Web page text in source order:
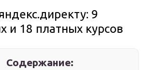
9
и 18 платных курсов
Содержание: